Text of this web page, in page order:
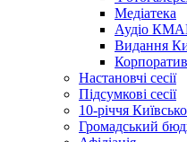
Медіатека
Аудіо
Видання
Настановчі сесії
Підсумкові сесії
10-річчя
Громадський